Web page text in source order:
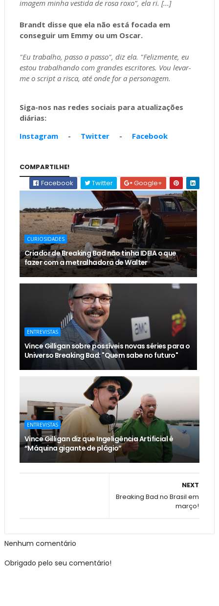
imagem minha vestida de rosa roxo", ela ri. [...]
Brandt disse que ela não está focada em
conseguir um Emmy ou um Oscar.
"Eu trabalho, passo a passo", diz ela. "Felizmente, eu
estou trabalhando com grandes escritores. Vou levar-
me o script a risca, até onde for a personagem.
Siga-nos nas redes sociais para atualizações
diárias:
Instagram- Twitter- Facebook
COMPARTILHE!
Facebook
Twitter Google+
CURIOSIDADES
Criador de Breaking Bad não tinha IDEIA o que
fazer com a metralhadora de Walter
ENTREVISTAS
Vince Gilligan sobre possíveis novas séries para o
Universo Breaking Bad: "Quem sabe no futuro"
ENTREVISTAS
Vince Gilligan diz que Ingeligência Artificial é
“Máquina gigante de plágio”
NEXT
Breaking Bad no Brasil em
março!
Nenhum comentário
Obrigado pelo seu comentário!